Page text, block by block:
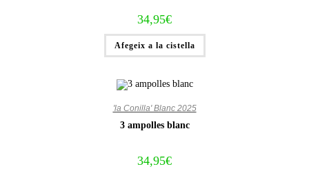
34,95€
Afegeix a la cistella
'la Conilla' Blanc 2025
3 ampolles blanc
34,95€